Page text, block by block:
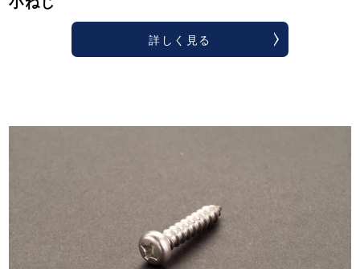
詳しく見る